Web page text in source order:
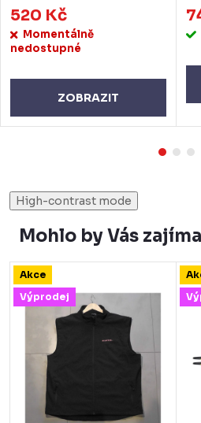
520 Kč
Momentálně
nedostupné
ZOBRAZIT
High-contrast mode
Mohlo by Vás
Akce
Výprodej